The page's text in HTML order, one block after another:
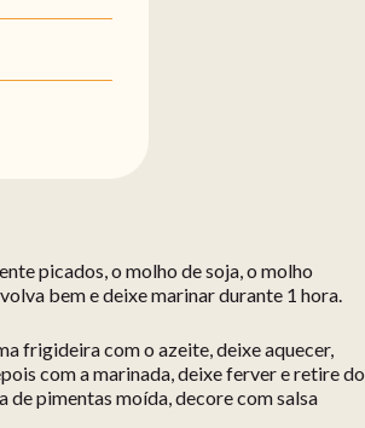
picados, o molho de soja, o molho
bem e deixe marinar durante 1 hora.
frigideira com o azeite, deixe aquecer,
com a marinada, deixe ferver e retire do
de pimentas moída, decore com salsa